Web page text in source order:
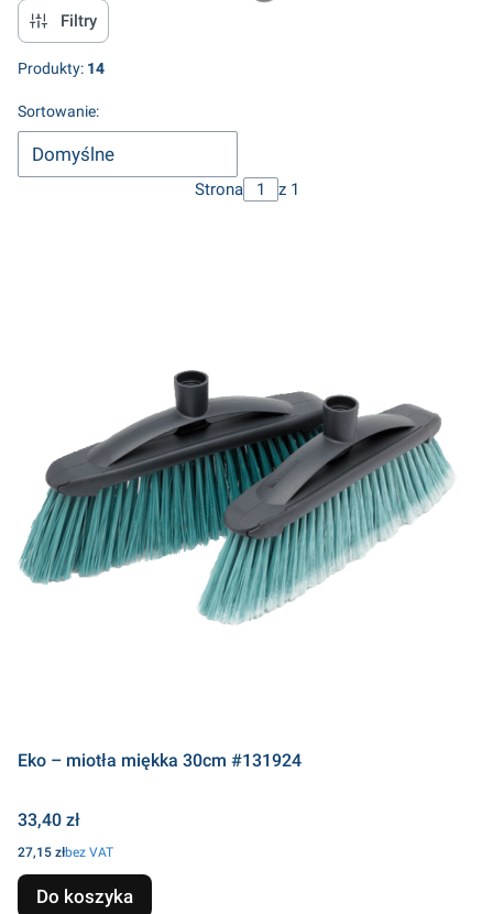
Filtry
Produkty: 14
Lista produktów
Sortowanie:
Domyślne
Strona z 1
Eko – miotła miękka 30cm #131924
Cena
33,40 zł
Cena
27,15 złbez VAT
Do koszyka